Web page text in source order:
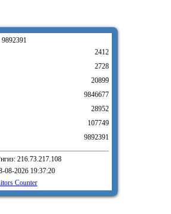
9892391
2412
2728
20899
9846677
28952
107749
9892391
216.73.217.108
08-2026 19:37:20
Counter